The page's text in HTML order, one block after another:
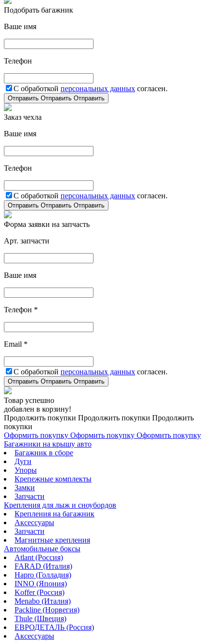
Подобрать багажник
Ваше имя
Телефон
С обработкой персональных данных согласен.
Отправить Отправить Отправить
Заказ чехла
Ваше имя
Телефон
С обработкой персональных данных согласен.
Отправить Отправить Отправить
Форма заявки на запчасть
Арт. запчасти
Ваше имя
Телефон *
Email *
С обработкой персональных данных согласен.
Отправить Отправить Отправить
Товар успешно
добавлен в корзину!
Продолжить покупки Продолжить покупки Продолжить
покупки
Оформить покупку Оформить покупку Оформить покупку
Багажники на крышу авто
Багажник в сборе
Дуги
Упоры
Крепежные комплекты
Замки
Запчасти
Крепления для лыж и сноубордов
Крепления на багажник
Аксессуары
Запчасти
Магнитные крепления
Автомобильные боксы
Atlant (Россия)
FARAD (Италия)
Hapro (Голладия)
INNO (Япония)
Koffer (Россия)
Menabo (Италия)
Packline (Норвегия)
Thule (Швеция)
ЕВРОДЕТАЛЬ (Россия)
Аксессуары